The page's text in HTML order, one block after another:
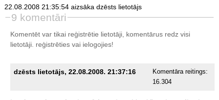
22.08.2008 21:35:54 aizsāka dzēsts lietotājs
9 komentāri
Komentēt var tikai reģistrētie lietotāji, komentārus redz visi
lietotāji. reģistrētiesvai ielogojies!
dzēsts lietotājs, 22.08.2008. 21:37:16
Komentāra reitings:
16.304